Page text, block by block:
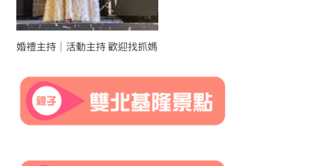
婚禮主持｜活動主持 歡迎找抓媽